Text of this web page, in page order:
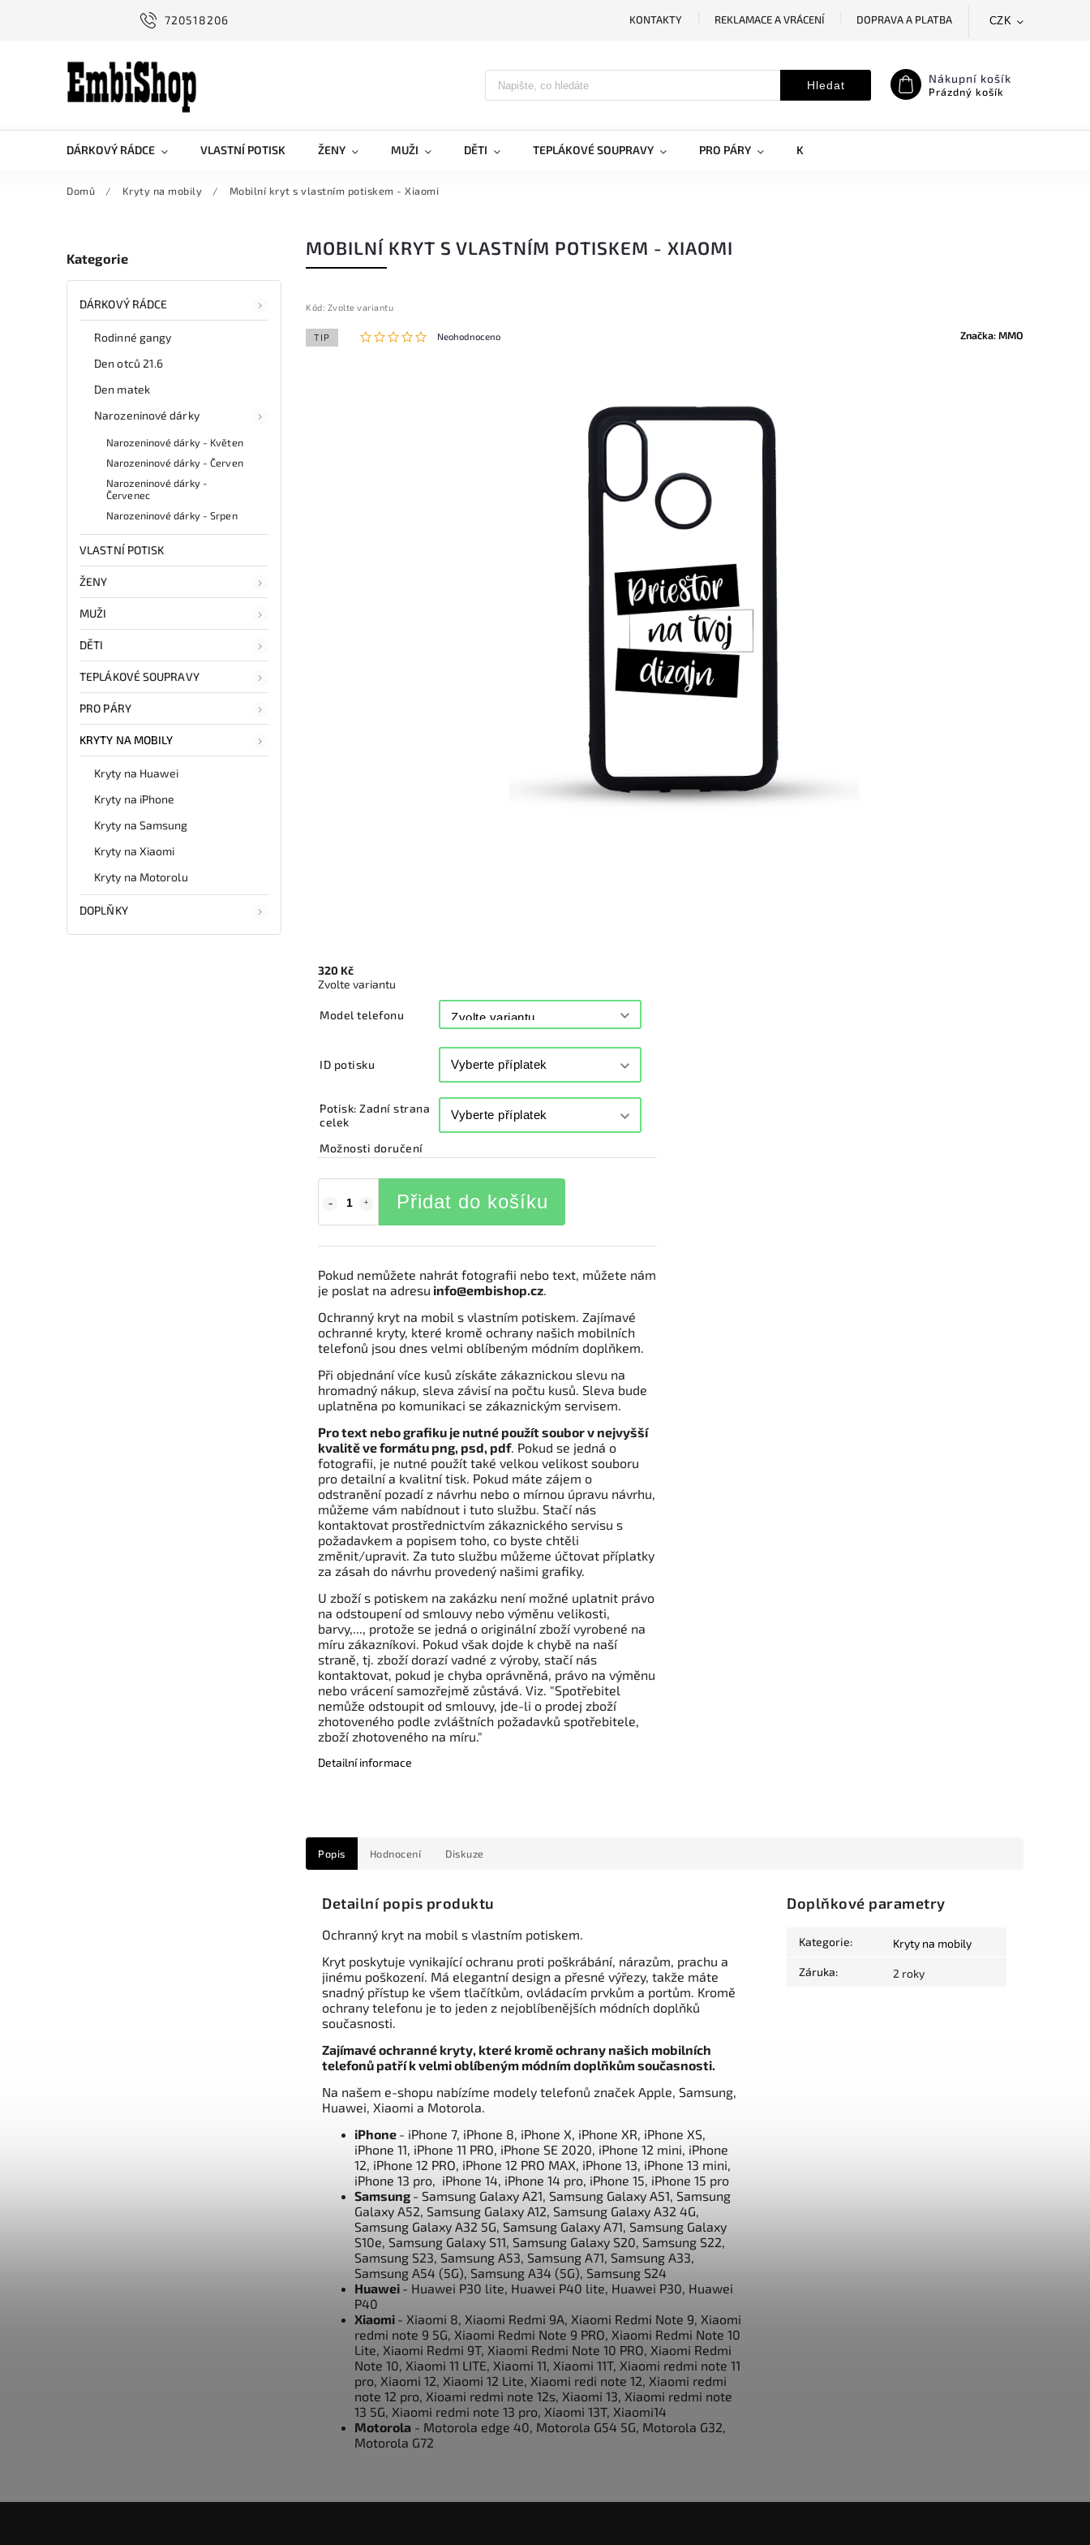
720518206 KONTAKTY REKLAMACE A VRÁCENÍ
DOPRAVA A PLATBA
CZK
Hledat Nákupní košík
Prázdný košík
DÁRKOVÝ RÁDCE VLASTNÍ POTISK ŽENY MUŽI DĚTI TEPLÁKOVÉ SOUPRAVY PRO PÁRY KRYTY NA MOBILY
Domů / Kryty na mobily / Mobilní kryt s vlastním potiskem - Xiaomi
Kategorie
DÁRKOVÝ RÁDCE
Rodinné gangy
Den otců 21.6
Den matek
Narozeninové dárky
Narozeninové dárky - Květen
Narozeninové dárky - Červen
Narozeninové dárky -
Červenec
Narozeninové dárky - Srpen
VLASTNÍ POTISK
ŽENY
MUŽI
DĚTI
TEPLÁKOVÉ SOUPRAVY
PRO PÁRY
KRYTY NA MOBILY
Kryty na Huawei
Kryty na iPhone
Kryty na Samsung
Kryty na Xiaomi
Kryty na Motorolu
DOPLŇKY
MOBILNÍ KRYT S VLASTNÍM POTISKEM - XIAOMI
Kód: Zvolte variantu
TIP Neohodnoceno Značka:MMO
320 Kč
Zvolte variantu
Model telefonu
ID potisku
Potisk: Zadní strana
celek
Možnosti doručení
Přidat do košíku
Pokud nemůžete nahrát fotografii nebo text, můžete nám
je poslat na adresu info@embishop.cz
Ochranný kryt na mobil s vlastním potiskem. Zajímavé
ochranné kryty, které kromě ochrany našich mobilních
telefonů jsou dnes velmi oblíbeným módním doplňkem.
Při objednání více kusů získáte zákaznickou slevu na
hromadný nákup, sleva závisí na počtu kusů. Sleva bude
uplatněna po komunikaci se zákaznickým servisem.
Pro text nebo grafiku je nutné použít soubor v nejvyšší
kvalitě ve formátu png, psd, pdf. Pokud se jedná o
fotografii, je nutné použít také velkou velikost souboru
pro detailní a kvalitní tisk. Pokud máte zájem o
odstranění pozadí z návrhu nebo o mírnou úpravu návrhu,
můžeme vám nabídnout i tuto službu. Stačí nás
kontaktovat prostřednictvím zákaznického servisu s
požadavkem a popisem toho, co byste chtěli
změnit/upravit. Za tuto službu můžeme účtovat příplatky
za zásah do návrhu provedený našimi grafiky.
U zboží s potiskem na zakázku není možné uplatnit právo
na odstoupení od smlouvy nebo výměnu velikosti,
barvy,..., protože se jedná o originální zboží vyrobené na
míru zákazníkovi. Pokud však dojde k chybě na naší
straně, tj. zboží dorazí vadné z výroby, stačí nás
kontaktovat, pokud je chyba oprávněná, právo na výměnu
nebo vrácení samozřejmě zůstává. Viz. "Spotřebitel
nemůže odstoupit od smlouvy, jde-li o prodej zboží
zhotoveného podle zvláštních požadavků spotřebitele,
zboží zhotoveného na míru."
Detailní informace
Popis Hodnocení Diskuze
Detailní popis produktu
Ochranný kryt na mobil s vlastním potiskem.
Kryt poskytuje vynikající ochranu proti poškrábání, nárazům, prachu a
jinému poškození. Má elegantní design a přesné výřezy, takže máte
snadný přístup ke všem tlačítkům, ovládacím prvkům a portům. Kromě
ochrany telefonu je to jeden z nejoblíbenějších módních doplňků
současnosti.
Zajímavé ochranné kryty, které kromě ochrany našich mobilních
telefonů patří k velmi oblíbeným módním doplňkům současnosti.
Na našem e-shopu nabízíme modely telefonů značek Apple, Samsung,
Huawei, Xiaomi a Motorola.
iPhone - iPhone 7, iPhone 8, iPhone X, iPhone XR, iPhone XS,
iPhone 11, iPhone 11 PRO, iPhone SE 2020, iPhone 12 mini, iPhone
12, iPhone 12 PRO, iPhone 12 PRO MAX, iPhone 13, iPhone 13 mini,
iPhone 13 pro, iPhone 14, iPhone 14 pro, iPhone 15, iPhone 15 pro
Samsung - Samsung Galaxy A21, Samsung Galaxy A51, Samsung
Galaxy A52, Samsung Galaxy A12, Samsung Galaxy A32 4G,
Samsung Galaxy A32 5G, Samsung Galaxy A71, Samsung Galaxy
S10e, Samsung Galaxy S11, Samsung Galaxy S20, Samsung S22,
Samsung S23, Samsung A53, Samsung A71, Samsung A33,
Samsung A54 (5G), Samsung A34 (5G), Samsung S24
Huawei - Huawei P30 lite, Huawei P40 lite, Huawei P30, Huawei
P40
Xiaomi - Xiaomi 8, Xiaomi Redmi 9A, Xiaomi Redmi Note 9, Xiaomi
redmi note 9 5G, Xiaomi Redmi Note 9 PRO, Xiaomi Redmi Note 10
Lite, Xiaomi Redmi 9T, Xiaomi Redmi Note 10 PRO, Xiaomi Redmi
Note 10, Xiaomi 11 LITE, Xiaomi 11, Xiaomi 11T, Xiaomi redmi note 11
pro, Xiaomi 12, Xiaomi 12 Lite, Xiaomi redi note 12, Xiaomi redmi
note 12 pro, Xioami redmi note 12s, Xiaomi 13, Xiaomi redmi note
13 5G, Xiaomi redmi note 13 pro, Xiaomi 13T, Xiaomi14
Motorola - Motorola edge 40, Motorola G54 5G, Motorola G32,
Motorola G72
Doplňkové parametry
Kategorie: Kryty na mobily
Záruka: 2 roky